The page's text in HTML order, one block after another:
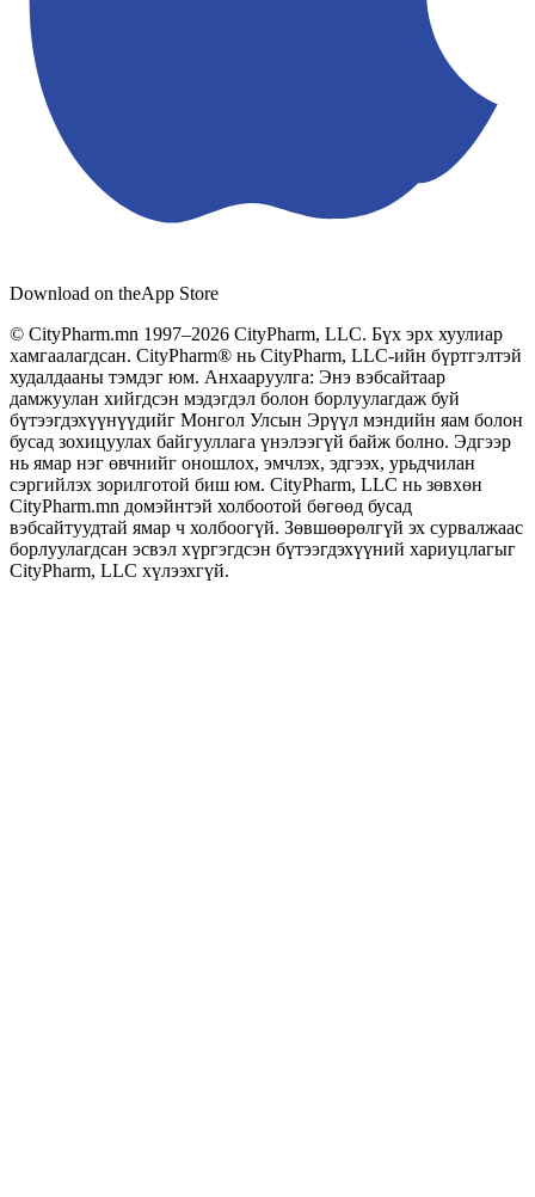
Download on theApp Store
© CityPharm.mn 1997–2026 CityPharm, LLC. Бүх эрх хуулиар
хамгаалагдсан. CityPharm® нь CityPharm, LLC-ийн бүртгэлтэй
худалдааны тэмдэг юм. Анхааруулга: Энэ вэбсайтаар
дамжуулан хийгдсэн мэдэгдэл болон борлуулагдаж буй
бүтээгдэхүүнүүдийг Монгол Улсын Эрүүл мэндийн яам болон
бусад зохицуулах байгууллага үнэлээгүй байж болно. Эдгээр
нь ямар нэг өвчнийг оношлох, эмчлэх, эдгээх, урьдчилан
сэргийлэх зорилготой биш юм. CityPharm, LLC нь зөвхөн
CityPharm.mn домэйнтэй холбоотой бөгөөд бусад
вэбсайтуудтай ямар ч холбоогүй. Зөвшөөрөлгүй эх сурвалжаас
борлуулагдсан эсвэл хүргэгдсэн бүтээгдэхүүний хариуцлагыг
CityPharm, LLC хүлээхгүй.